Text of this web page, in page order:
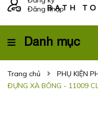
Đăng nhập
Danh mục
Trang chủ PHỤ KIỆN
ĐỰNG XÀ BÔNG - 11009